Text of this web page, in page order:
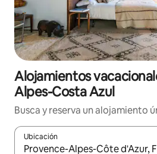
Alojamientos
Alpes-Costa Azul
Busca y reserva un alojamiento
Ubicación
Cuando los resultados estén